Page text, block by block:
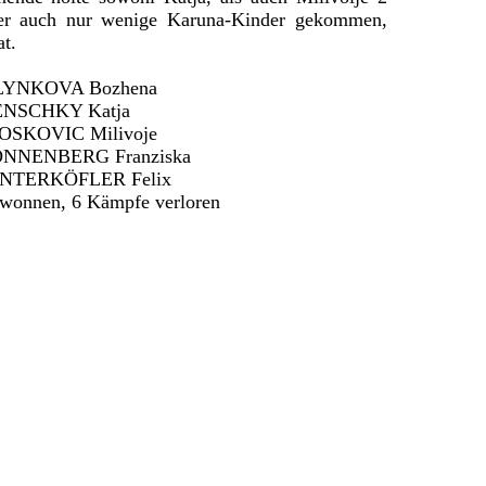
auch nur wenige Karuna-Kinder gekommen,
Bozhena
Katja
Milivoje
Franziska
Felix
6 Kämpfe verloren